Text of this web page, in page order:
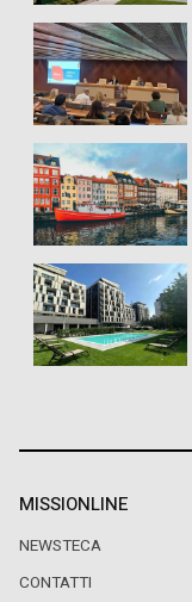
MISSIONLINE
NEWSTECA
CONTATTI